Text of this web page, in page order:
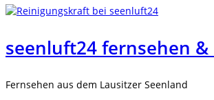
seenluft24 fernsehen &
Fernsehen aus dem Lausitzer Seenland